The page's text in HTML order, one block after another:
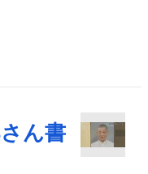
ん書